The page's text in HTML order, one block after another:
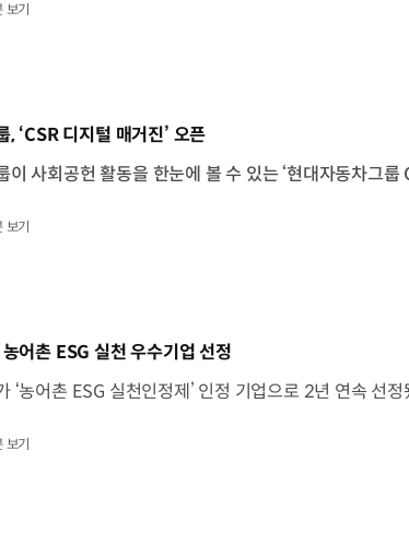
보기
, ‘CSR 디지털 매거진’ 오픈
보기
어촌 ESG 실천 우수기업 선정
보기